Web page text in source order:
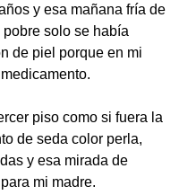
y esa mañana fría de
solo se había
de piel porque en mi
piso como si fuera la
de seda color perla,
y esa mirada de
mi madre.